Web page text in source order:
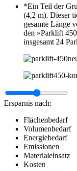
*Ein Teil der
(4,2 m). Dieser
gesamte Länge
den »Parklift
insgesamt 24
Ersparnis nach:
Flächenbedarf
Volumenbedarf
Energiebedarf
Emissionen
Materialeinsatz
Kosten